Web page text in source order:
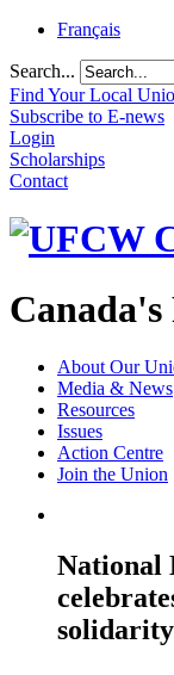
Français
Search...
Find Your Local
Subscribe to E-news
Login
Scholarships
Contact
About Our
Media & News
Resources
Issues
Action Centre
Join the Union
National